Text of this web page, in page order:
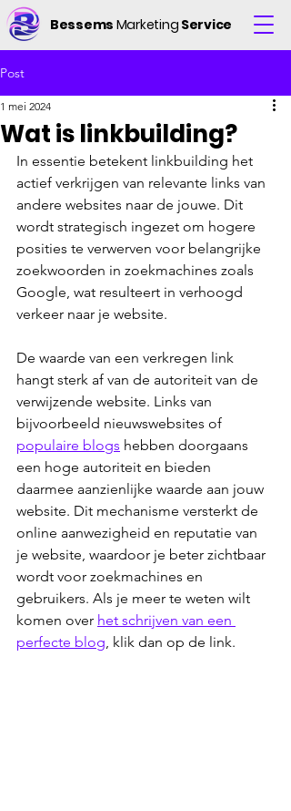
Bessems Marketing Service
Post
Wat is linkbuilding?
1 mei 2024
In essentie betekent linkbuilding het
actief verkrijgen van relevante links van
andere websites naar de jouwe. Dit
wordt strategisch ingezet om hogere
posities te verwerven voor belangrijke
zoekwoorden in zoekmachines zoals
Google, wat resulteert in verhoogd
verkeer naar je website.
De waarde van een verkregen link
hangt sterk af van de autoriteit van de
verwijzende website. Links van
bijvoorbeeld nieuwswebsites of
populaire blogs hebben doorgaans
een hoge autoriteit en bieden
daarmee aanzienlijke waarde aan jouw
website. Dit mechanisme versterkt de
online aanwezigheid en reputatie van
je website, waardoor je beter zichtbaar
wordt voor zoekmachines en
gebruikers. Als je meer te weten wilt
komen over het schrijven van een
perfecte blog, klik dan op de link.